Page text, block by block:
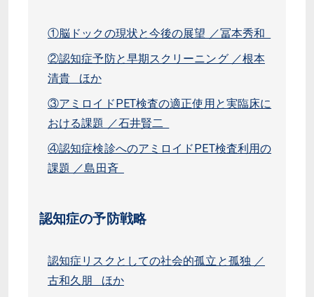
①脳ドックの現状と今後の展望 ／冨本秀和
②認知症予防と早期スクリーニング ／根本
清貴 ほか
③アミロイドPET検査の適正使用と実臨床に
おける課題 ／石井賢二
④認知症検診へのアミロイドPET検査利用の
課題 ／島田斉
認知症の予防戦略
認知症リスクとしての社会的孤立と孤独 ／
古和久朋 ほか